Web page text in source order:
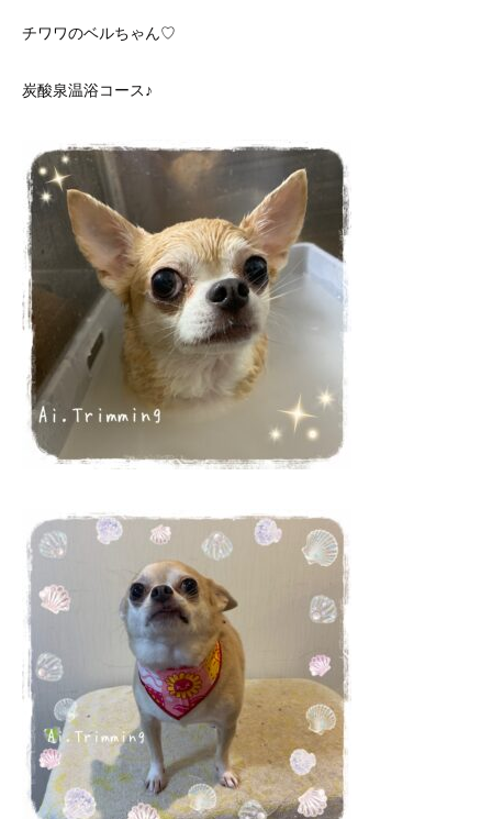
チワワのベルちゃん♡
炭酸泉温浴コース♪